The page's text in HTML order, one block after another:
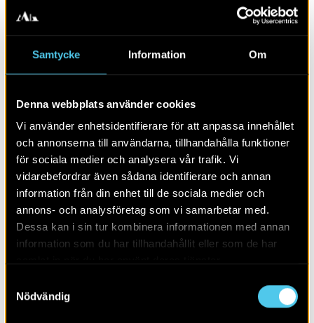
Samtycke Information Om
Denna webbplats använder cookies
Vi använder enhetsidentifierare för att anpassa innehållet
och annonserna till användarna, tillhandahålla funktioner
för sociala medier och analysera vår trafik. Vi
vidarebefordrar även sådana identifierare och annan
information från din enhet till de sociala medier och
annons- och analysföretag som vi samarbetar med.
Dessa kan i sin tur kombinera informationen med annan
information som du har tillhandahållit eller som de har
Nödvändig
En boplats i Algusered